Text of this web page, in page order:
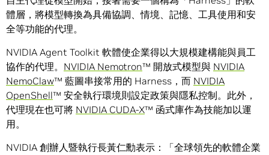
體層，將模型轉換為具備協調、情境、記憶、工具使用和安
全等功能的代理。
NVIDIA Agent Toolkit 軟體使企業得以大規模建構能與員工
協作的代理。 NVIDIA Nemotron™ 開放式模型與 NVIDIA
NemoClaw™ 藍圖串接常用的 Harness，而 NVIDIA
OpenShell™ 安全執行環境則設定政策與隱私控制。此外，
代理現在也可將 NVIDIA CUDA-X™ 函式庫作為技能加以運
用。
NVIDIA 創辦人暨執行長黃仁勳表示：「全球領先的軟體企業